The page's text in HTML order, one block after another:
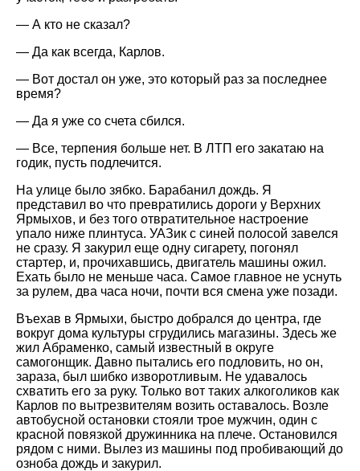
— А кто не сказал?
— Да как всегда, Карлов.
— Вот достал он уже, это который раз за последнее
время?
— Да я уже со счета сбился.
— Все, терпения больше нет. В ЛТП его закатаю на
годик, пусть подлечится.
На улице было зябко. Барабанил дождь. Я
представил во что превратились дороги у Верхних
Ярмыхов, и без того отвратительное настроение
упало ниже плинтуса. УАЗик с синей полосой завелся
не сразу. Я закурил еще одну сигарету, погонял
стартер, и, прочихавшись, двигатель машины ожил.
Ехать было не меньше часа. Самое главное не уснуть
за рулем, два часа ночи, почти вся смена уже позади.
Въехав в Ярмыхи, быстро добрался до центра, где
вокруг дома культуры сгрудились магазины. Здесь же
жил Абраменко, самый известный в округе
самогонщик. Давно пытались его подловить, но он,
зараза, был шибко изворотливым. Не удавалось
схватить его за руку. Только вот таких алкоголиков как
Карлов по вытрезвителям возить оставалось. Возле
автобусной остановки стояли трое мужчин, один с
красной повязкой дружинника на плече. Остановился
рядом с ними. Вылез из машины под пробивающий до
озноба дождь и закурил.